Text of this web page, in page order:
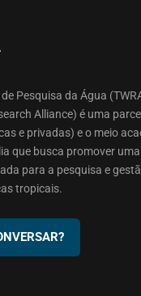
Pesquisa da Água
Alliance) é uma
e privadas) e o meio
que busca promover uma
para a pesquisa e
tropicais.